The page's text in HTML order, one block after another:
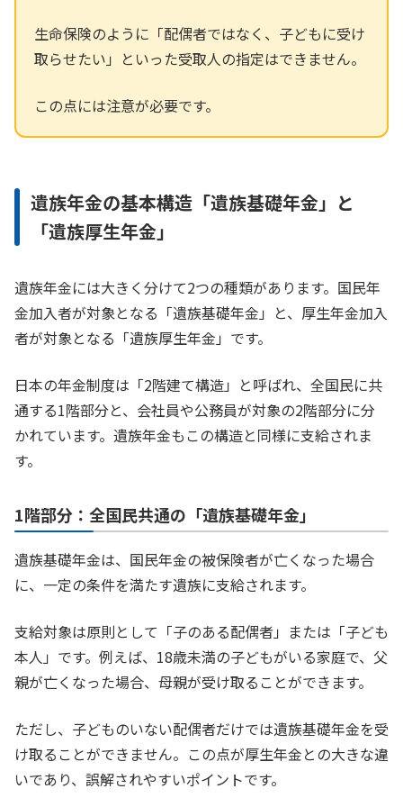
生命保険のように「配偶者ではなく、子どもに受け
取らせたい」といった受取人の指定はできません。
この点には注意が必要です。
遺族年金の基本構造「遺族基礎年金」と
「遺族厚生年金」
遺族年金には大きく分けて2つの種類があります。国民年
金加入者が対象となる「遺族基礎年金」と、厚生年金加入
者が対象となる「遺族厚生年金」です。
日本の年金制度は「2階建て構造」と呼ばれ、全国民に共
通する1階部分と、会社員や公務員が対象の2階部分に分
かれています。遺族年金もこの構造と同様に支給されま
す。
1階部分：全国民共通の「遺族基礎年金」
遺族基礎年金は、国民年金の被保険者が亡くなった場合
に、一定の条件を満たす遺族に支給されます。
支給対象は原則として「子のある配偶者」または「子ども
本人」です。例えば、18歳未満の子どもがいる家庭で、父
親が亡くなった場合、母親が受け取ることができます。
ただし、子どものいない配偶者だけでは遺族基礎年金を受
け取ることができません。この点が厚生年金との大きな違
いであり、誤解されやすいポイントです。